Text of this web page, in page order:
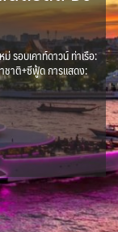
เดีย
ร่าน 0
ราเอล 0
อร์แดน 4
เกาหลีใต้ 2
ว 0
เลเซีย 0
องโกเลีย 2
าคาถูก 1
เซอร์ไบจาน 2
ลารุส
ลเยี่ยม 0
ปรัส 0
ก 0
แลนด์ 3
เกาะแฟโร 2
อร์เจีย 10
เปรู 3
แคนาดา 1
นีย - Tanzania
ย - Namibia 1
รีย - Algeria 0
นซีน ประเทศแปลก 31
- Brazil 0
Egypt 11
รอบเคาท์ดาวน์ ท่าเรือ:
ชาติ+ซีฟู้ด การแสดง: